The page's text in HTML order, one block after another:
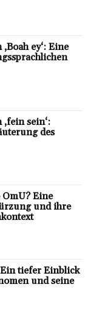
ey‘: Eine
sein‘:
des
Eine
und ihre
tiefer Einblick
und seine